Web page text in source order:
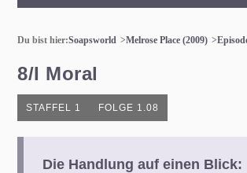
Du bist hier:Soapsworld Melrose Place (2009)
8/I Moral
STAFFEL 1 FOLGE 1.08
Die Handlung auf einen Blick: